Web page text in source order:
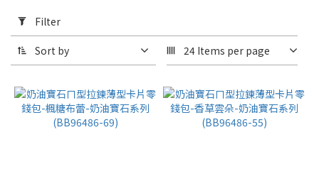
Filter
(0/20)
Range
(NT$)
Filter
Sort by 24 Items per page